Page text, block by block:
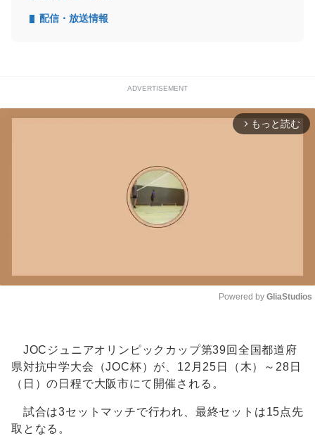
配信・放送情報
ADVERTISEMENT
arrow_forward_ios もっと読む
Powered by GliaStudios
JOCジュニアオリンピックカップ第39回全国都道府
県対抗中学大会（JOC杯）が、12月25日（木）～28日
（日）の日程で大阪市にて開催される。
試合は3セットマッチで行われ、最終セットは15点先
取となる。